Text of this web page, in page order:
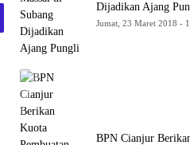
Dijadikan Ajang
Jumat, 23 Maret 2018 -
BPN Cianjur